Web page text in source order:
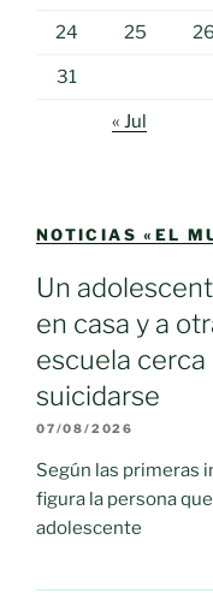
24 25 26
31
« Jul
NOTICIAS «EL
Un
en casa y a
escuela
suicidarse
07/08/2026
Según las primeras
figura la persona
adolescente